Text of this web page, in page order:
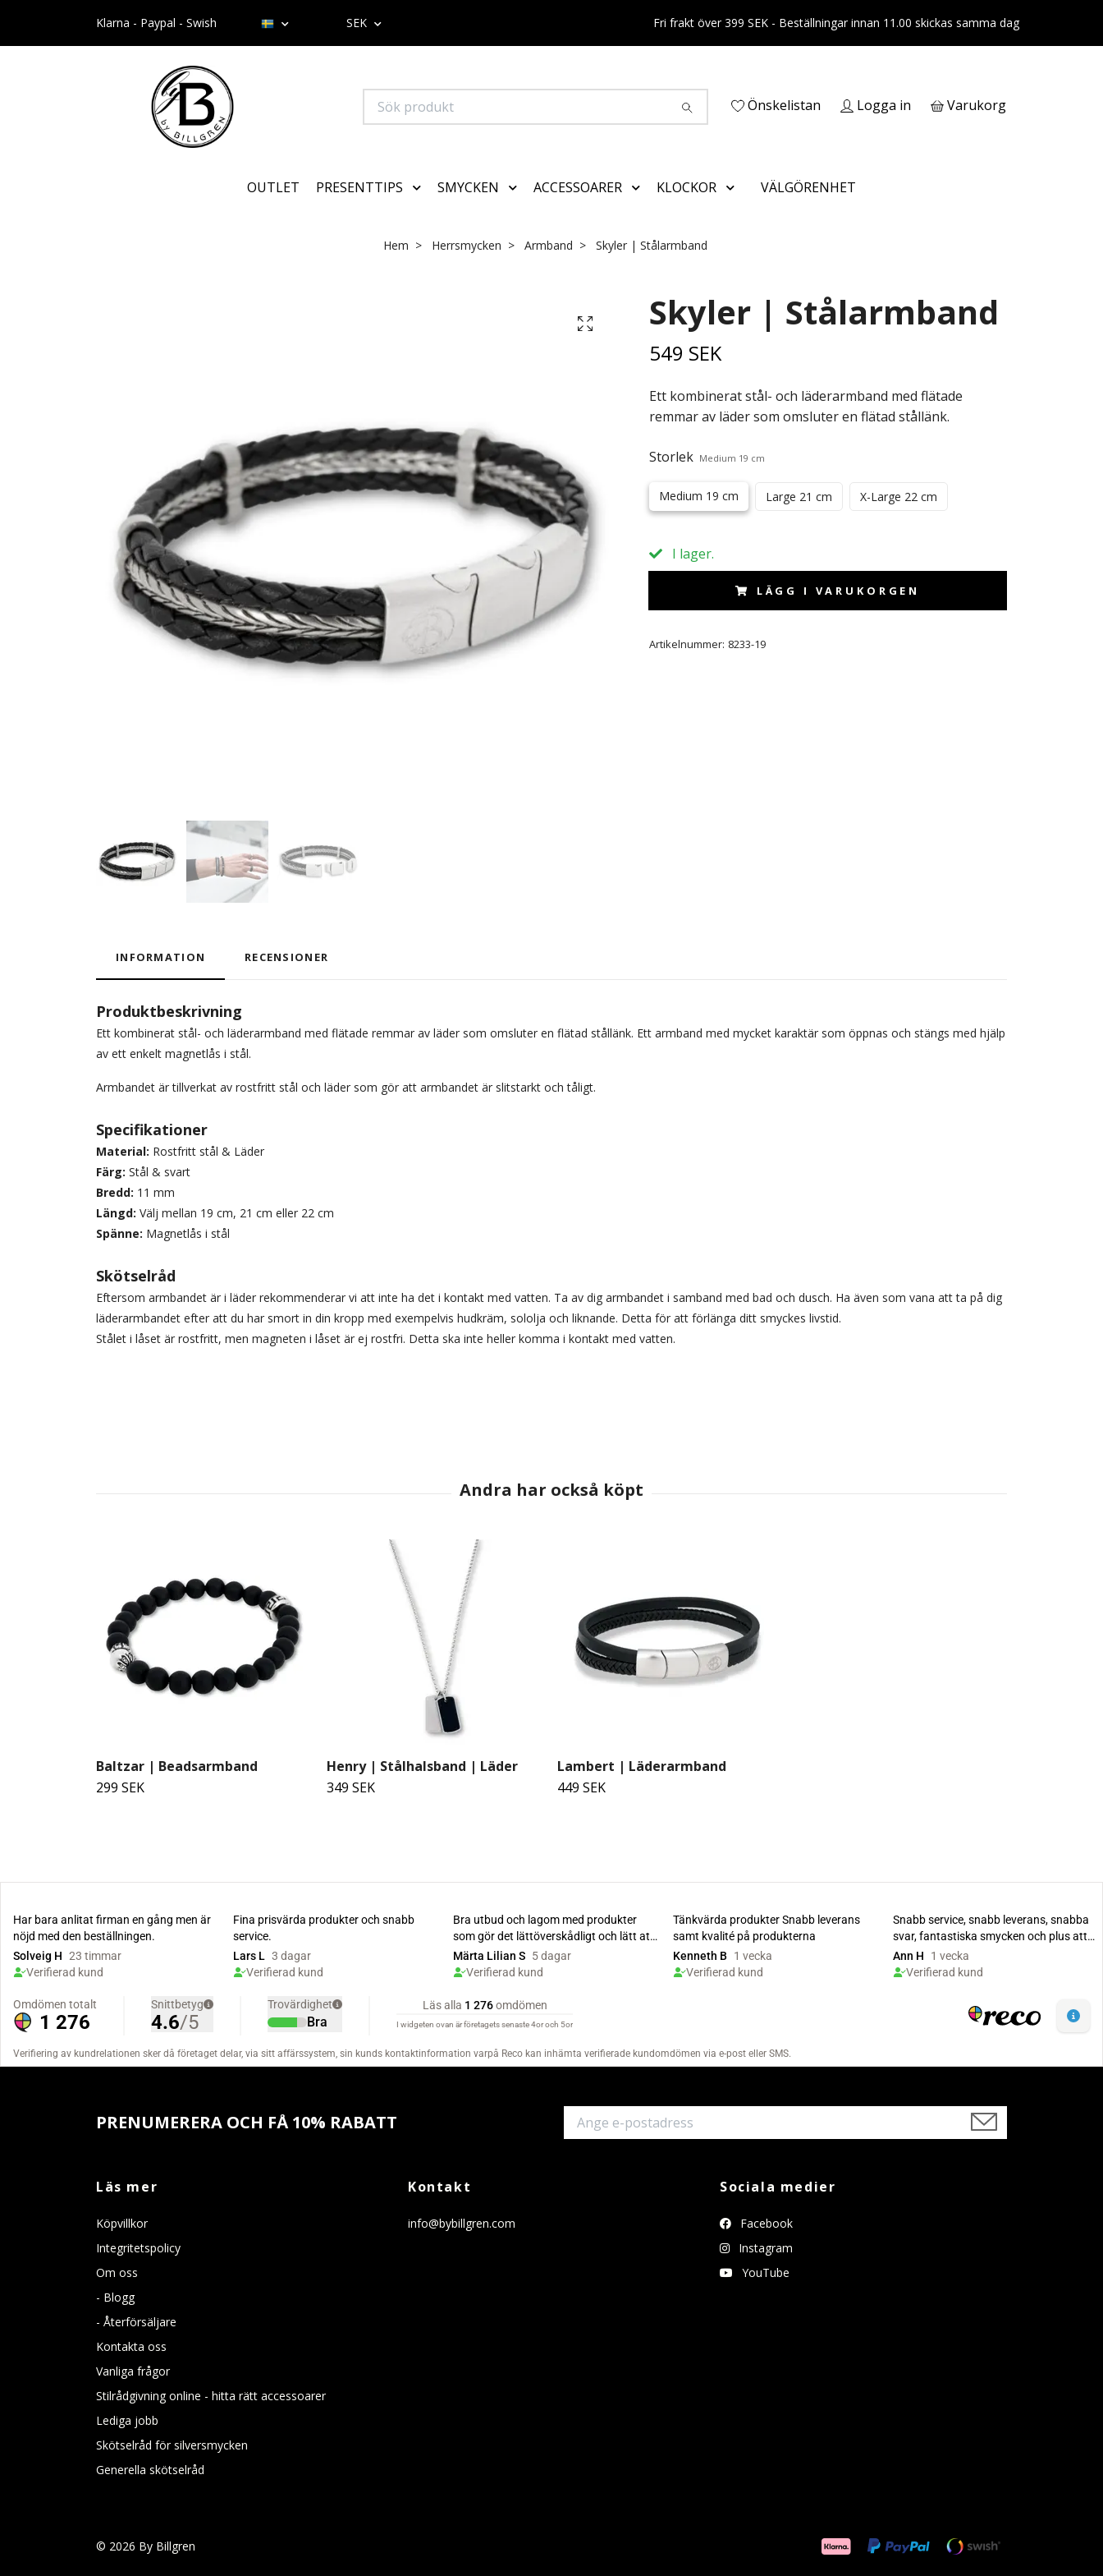
Klarna - Paypal - Swish SEK Fri frakt över 399 SEK - Beställningar innan 11.00 skickas samma dag
Önskelistan Logga in Varukorg
OUTLET PRESENTTIPS SMYCKEN ACCESSOARER KLOCKOR VÄLGÖRENHET
Hem Herrsmycken Armband Skyler | Stålarmband
Skyler | Stålarmband
549 SEK
Ett kombinerat stål- och läderarmband med flätade
remmar av läder som omsluter en flätad stållänk.
Storlek Medium 19 cm
Medium 19 cm Large 21 cm X-Large 22 cm
I lager.
LÄGG I VARUKORGEN
Artikelnummer: 8233-19
INFORMATION RECENSIONER
Produktbeskrivning
Ett kombinerat stål- och läderarmband med flätade remmar av läder som omsluter en flätad stållänk. Ett armband med mycket karaktär som öppnas och stängs med hjälp
av ett enkelt magnetlås i stål.
Armbandet är tillverkat av rostfritt stål och läder som gör att armbandet är slitstarkt och tåligt.
Specifikationer
Material: Rostfritt stål & Läder
Färg: Stål & svart
Bredd: 11 mm
Längd: Välj mellan 19 cm, 21 cm eller 22 cm
Spänne: Magnetlås i stål
Skötselråd
Eftersom armbandet är i läder rekommenderar vi att inte ha det i kontakt med vatten. Ta av dig armbandet i samband med bad och dusch. Ha även som vana att ta på dig
läderarmbandet efter att du har smort in din kropp med exempelvis hudkräm, sololja och liknande. Detta för att förlänga ditt smyckes livstid.
Stålet i låset är rostfritt, men magneten i låset är ej rostfri. Detta ska inte heller komma i kontakt med vatten.
Baltzar | Beadsarmband
299 SEK
Henry | Stålhalsband | Läder
349 SEK
Lambert | Läderarmband
449 SEK
PRENUMERERA OCH FÅ 10% RABATT
Läs mer
Köpvillkor
Integritetspolicy
Om oss
- Blogg
- Återförsäljare
Kontakta oss
Vanliga frågor
Stilrådgivning online - hitta rätt accessoarer
Lediga jobb
Skötselråd för silversmycken
Generella skötselråd
Kontakt
info@bybillgren.com
Sociala medier
Facebook
Instagram
YouTube
© 2026 By Billgren